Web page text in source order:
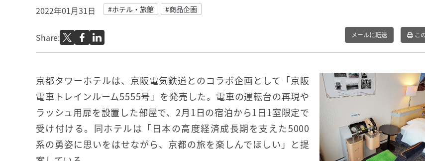
2022年01月31日 #ホテル・旅館 #商品企画
Share: メールに転送 こ
京都タワーホテルは、京阪電気鉄道とのコラボ企画として「京阪
電車トレインルーム5555号」を発売した。電車の運転台の再現や
ラッシュ用扉を設置した部屋で、2月1日の宿泊から1日1室限定で
受け付ける。同ホテルは「日本の高度経済成長期を支えた5000
系の勇姿に思いをはせながら、京都の旅を楽しんでほしい」と提